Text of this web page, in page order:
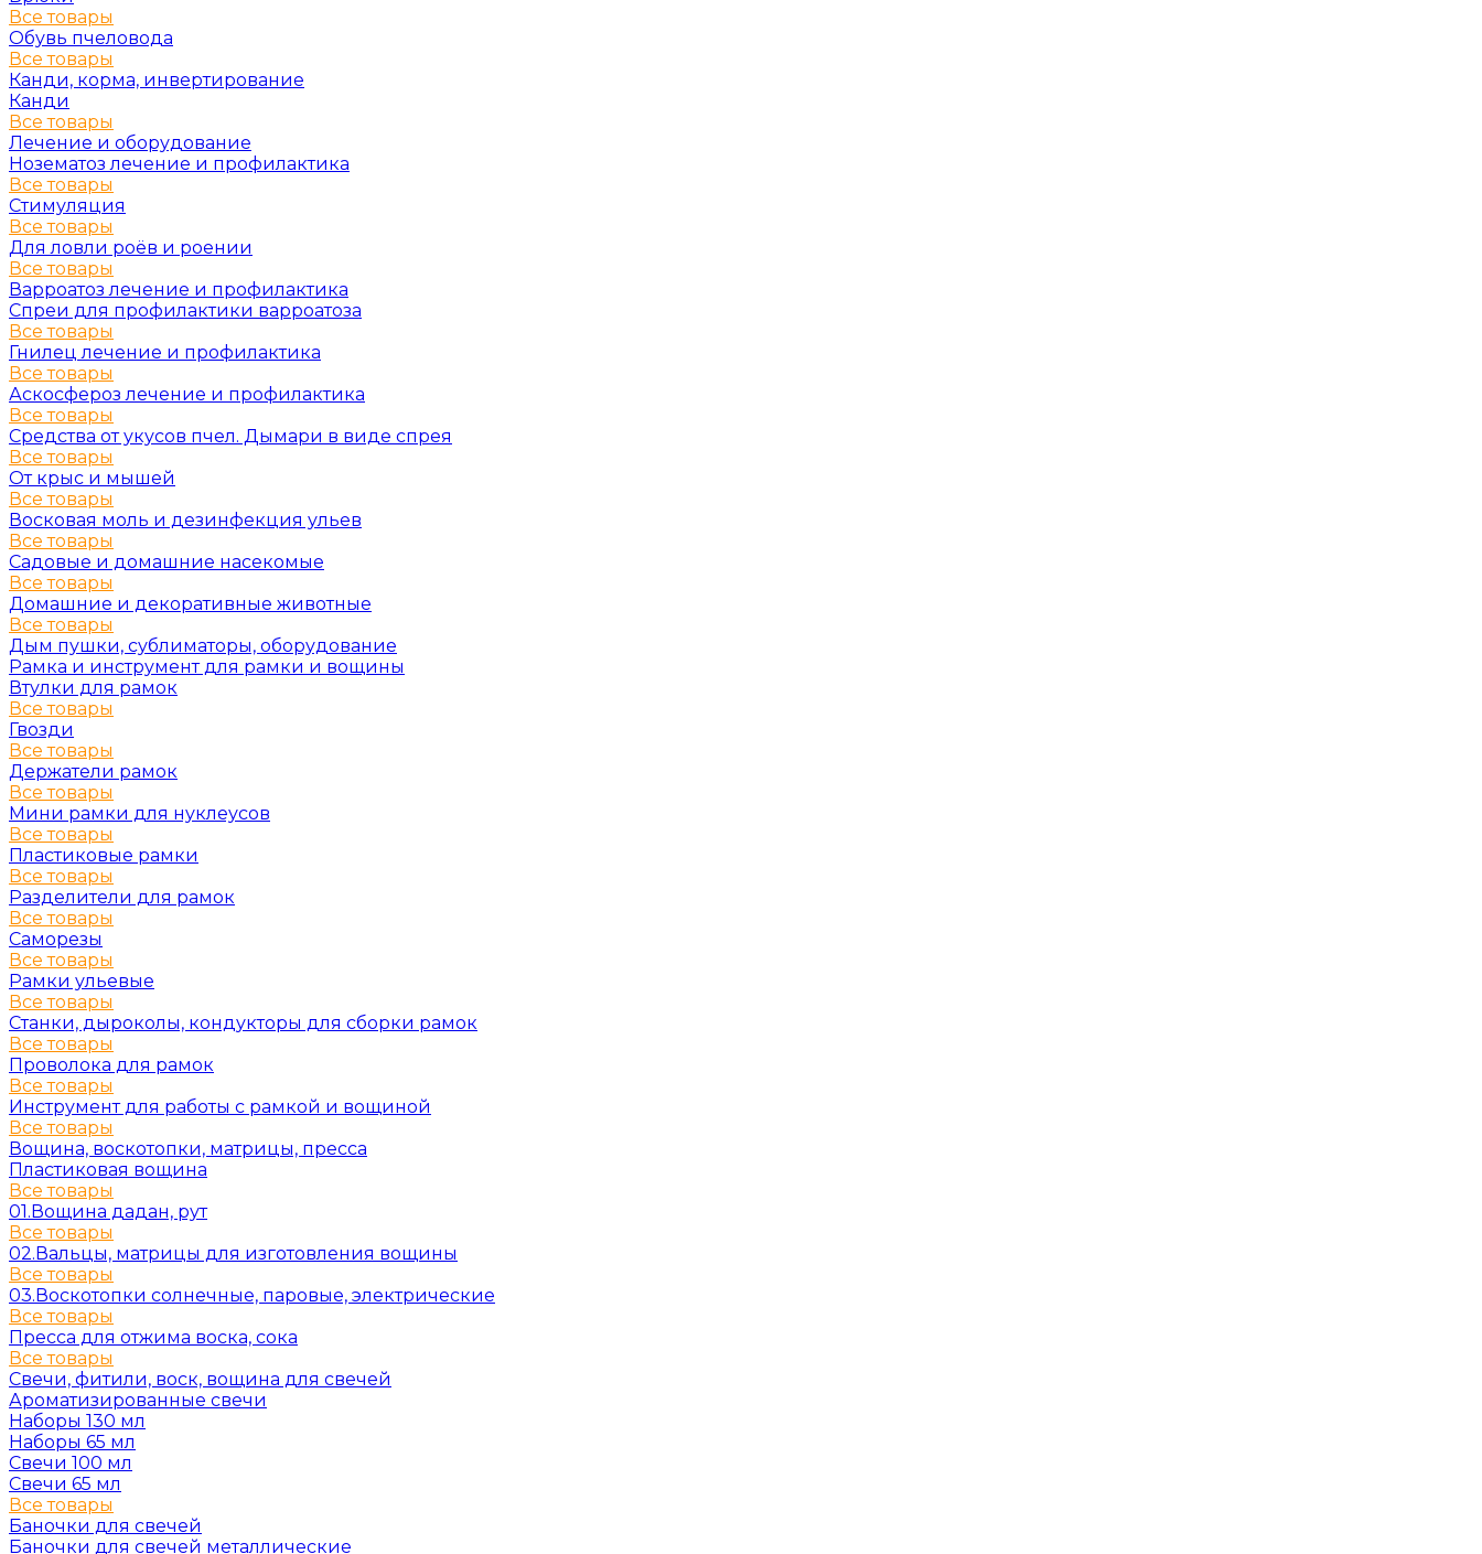
Все товары
Обувь пчеловода
Все товары
Канди, корма, инвертирование
Канди
Все товары
Лечение и оборудование
Нозематоз лечение и профилактика
Все товары
Стимуляция
Все товары
Для ловли роёв и роении
Все товары
Варроатоз лечение и профилактика
Спреи для профилактики варроатоза
Все товары
Гнилец лечение и профилактика
Все товары
Аскосфероз лечение и профилактика
Все товары
Средства от укусов пчел. Дымари в виде спрея
Все товары
От крыс и мышей
Все товары
Восковая моль и дезинфекция ульев
Все товары
Садовые и домашние насекомые
Все товары
Домашние и декоративные животные
Все товары
Дым пушки, сублиматоры, оборудование
Рамка и инструмент для рамки и вощины
Втулки для рамок
Все товары
Гвозди
Все товары
Держатели рамок
Все товары
Мини рамки для нуклеусов
Все товары
Пластиковые рамки
Все товары
Разделители для рамок
Все товары
Саморезы
Все товары
Рамки ульевые
Все товары
Станки, дыроколы, кондукторы для сборки рамок
Все товары
Проволока для рамок
Все товары
Инструмент для работы с рамкой и вощиной
Все товары
Вощина, воскотопки, матрицы, пресса
Пластиковая вощина
Все товары
01.Вощина дадан, рут
Все товары
02.Вальцы, матрицы для изготовления вощины
Все товары
03.Воскотопки солнечные, паровые, электрические
Все товары
Пресса для отжима воска, сока
Все товары
Свечи, фитили, воск, вощина для свечей
Ароматизированные свечи
Наборы 130 мл
Наборы 65 мл
Свечи 100 мл
Свечи 65 мл
Все товары
Баночки для свечей
Баночки для свечей металлические